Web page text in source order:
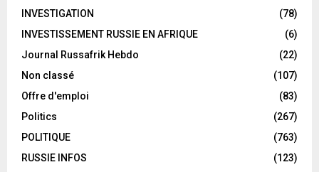
INVESTIGATION
(78)
INVESTISSEMENT RUSSIE EN AFRIQUE
(6)
Journal Russafrik Hebdo
(22)
Non classé
(107)
Offre d'emploi
(83)
Politics
(267)
POLITIQUE
(763)
RUSSIE INFOS
(123)